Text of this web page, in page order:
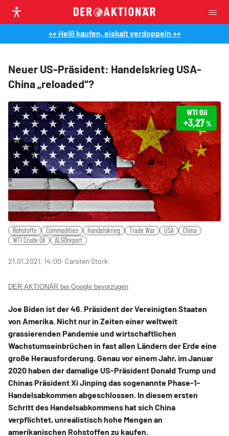
++ Heiß kaufen, eiskalt verdoppeln ++
Neuer US-Präsident: Handelskrieg USA-
China „reloaded“?
WTI Oil
+3,27%
Rohstoffe Commodities Handelskrieg Trade War USA
China
WTI Crude Oil
ALGOreport
21.01.2021, 14:00‧ Carsten Stork
DER AKTIONÄR bei Google bevorzugen
Joe Biden ist der 46. Präsident der Vereinigten Staaten
von Amerika. Nicht nur in Zeiten einer weltweit
grassierenden Pandemie und wirtschaftlichen
Wachstumseinbrüchen in fast allen Ländern der Erde eine
große Herausforderung. Genau vor einem Jahr, im Januar
2020 haben der damalige US-Präsident Donald Trump und
Chinas Präsident Xi Jinping das sogenannte Phase-1-
Handelsabkommen abgeschlossen. In diesem ersten
Schritt des Handelsabkommens hat sich China
verpflichtet, unrealistisch hohe Mengen an
amerikanischen Rohstoffen zu kaufen.